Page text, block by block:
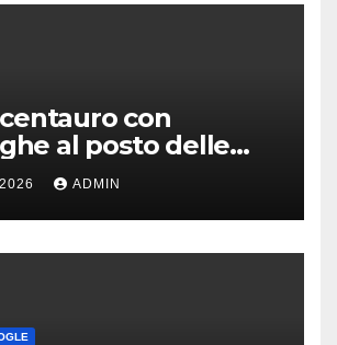
con
al posto delle
per le missioni
ADMIN